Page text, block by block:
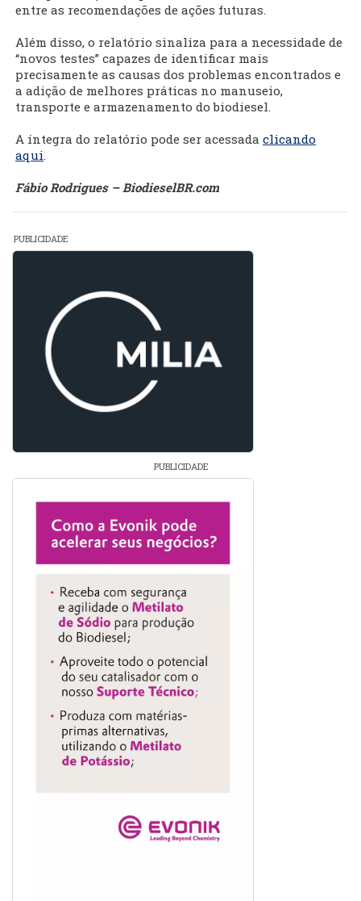
entre as recomendações de ações futuras.
Além disso, o relatório sinaliza para a necessidade de
“novos testes” capazes de identificar mais
precisamente as causas dos problemas encontrados e
a adição de melhores práticas no manuseio,
transporte e armazenamento do biodiesel.
A íntegra do relatório pode ser acessada clicando
aqui.
Fábio Rodrigues – BiodieselBR.com
PUBLICIDADE
PUBLICIDADE